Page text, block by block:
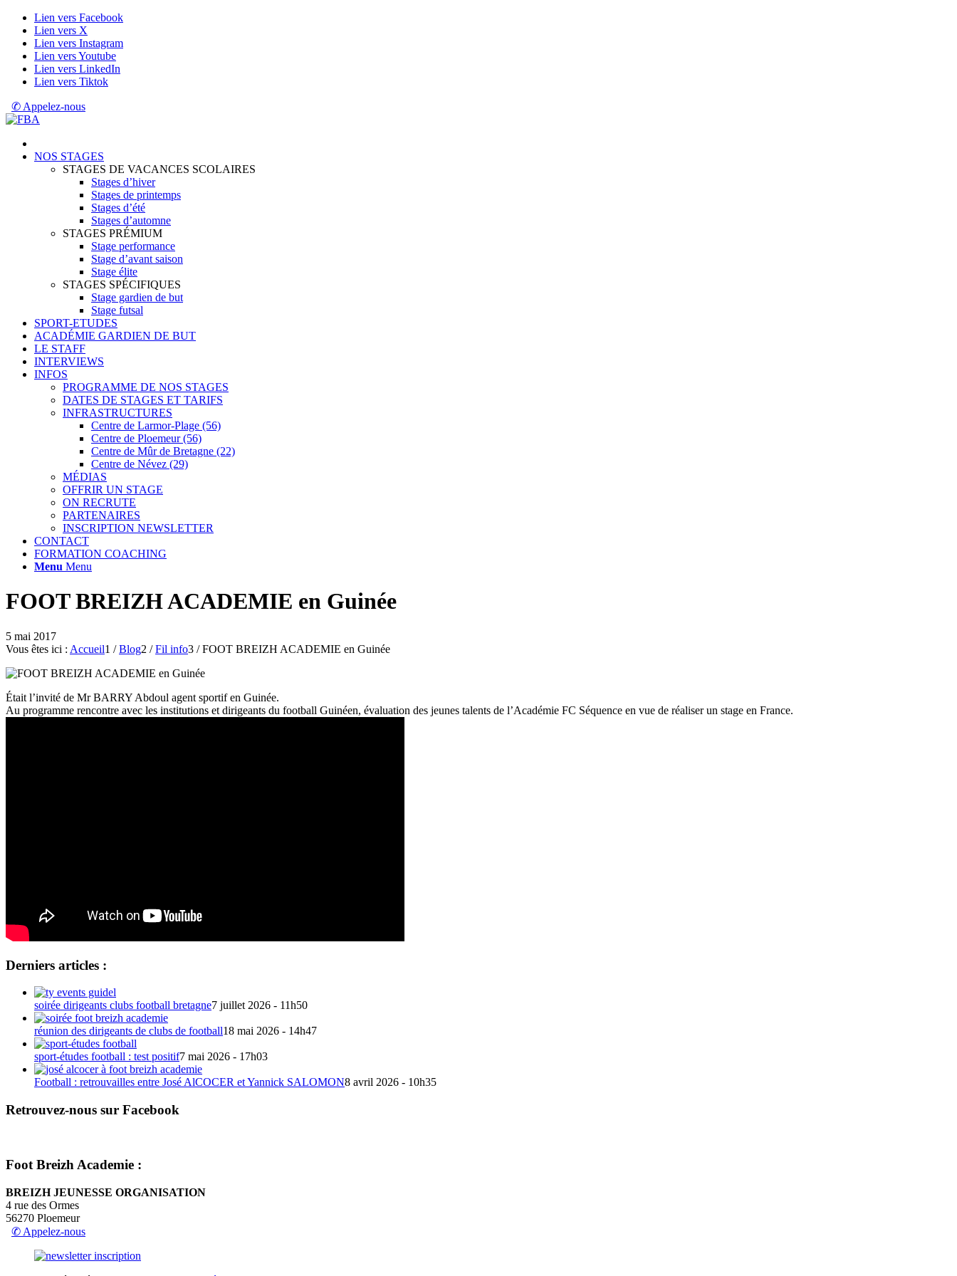
Lien vers Facebook
Lien vers X
Lien vers Instagram
Lien vers Youtube
Lien vers LinkedIn
Lien vers Tiktok
✆ Appelez-nous
NOS STAGES
STAGES DE VACANCES SCOLAIRES
Stages d’hiver
Stages de printemps
Stages d’été
Stages d’automne
STAGES PRÉMIUM
Stage performance
Stage d’avant saison
Stage élite
STAGES SPÉCIFIQUES
Stage gardien de but
Stage futsal
SPORT-ETUDES
ACADÉMIE GARDIEN DE BUT
LE STAFF
INTERVIEWS
INFOS
PROGRAMME DE NOS STAGES
DATES DE STAGES ET TARIFS
INFRASTRUCTURES
Centre de Larmor-Plage (56)
Centre de Ploemeur (56)
Centre de Mûr de Bretagne (22)
Centre de Névez (29)
MÉDIAS
OFFRIR UN STAGE
ON RECRUTE
PARTENAIRES
INSCRIPTION NEWSLETTER
CONTACT
FORMATION COACHING
Menu Menu
FOOT BREIZH ACADEMIE en Guinée
5 mai 2017
Vous êtes ici : Accueil1 / Blog2 / Fil info3 / FOOT BREIZH ACADEMIE en Guinée
Était l’invité de Mr BARRY Abdoul agent sportif en Guinée.
Au programme rencontre avec les institutions et dirigeants du football Guinéen, évaluation des jeunes talents de l’Académie FC Séquence en vue de réaliser un stage en France.
Derniers articles :
soirée dirigeants clubs football bretagne7 juillet 2026 - 11h50
réunion des dirigeants de clubs de football18 mai 2026 - 14h47
sport-études football : test positif7 mai 2026 - 17h03
Football : retrouvailles entre José AlCOCER et Yannick SALOMON8 avril 2026 - 10h35
Retrouvez-nous sur Facebook
Foot Breizh Academie :
BREIZH JEUNESSE ORGANISATION
4 rue des Ormes
56270 Ploemeur
✆ Appelez-nous